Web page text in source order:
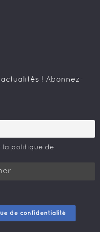
! Abonnez-
la politique de
de confidentialité